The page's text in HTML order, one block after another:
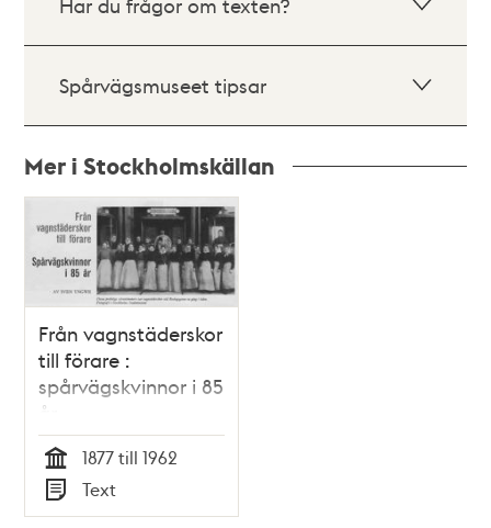
Spårvägsmuseet tipsar
Mer i Stockholmskällan
Relaterade
poster
och
teman
Från vagnstäderskor
till förare :
spårvägskvinnor i 85
år
Tid
1877 till 1962
Typ
Text